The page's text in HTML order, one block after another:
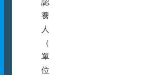
認
養
人
（
單
位